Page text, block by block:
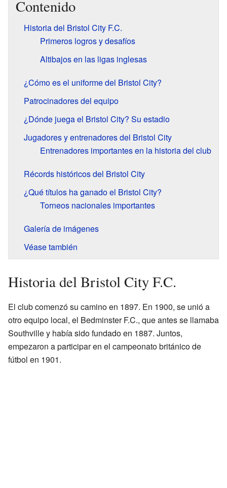
Contenido
Historia del Bristol City F.C.
Primeros logros y desafíos
Altibajos en las ligas inglesas
¿Cómo es el uniforme del Bristol City?
Patrocinadores del equipo
¿Dónde juega el Bristol City? Su estadio
Jugadores y entrenadores del Bristol City
Entrenadores importantes en la historia del club
Récords históricos del Bristol City
¿Qué títulos ha ganado el Bristol City?
Torneos nacionales importantes
Galería de imágenes
Véase también
Historia del Bristol City F.C.
El club comenzó su camino en 1897. En 1900, se unió a
otro equipo local, el Bedminster F.C., que antes se llamaba
Southville y había sido fundado en 1887. Juntos,
empezaron a participar en el campeonato británico de
fútbol en 1901.